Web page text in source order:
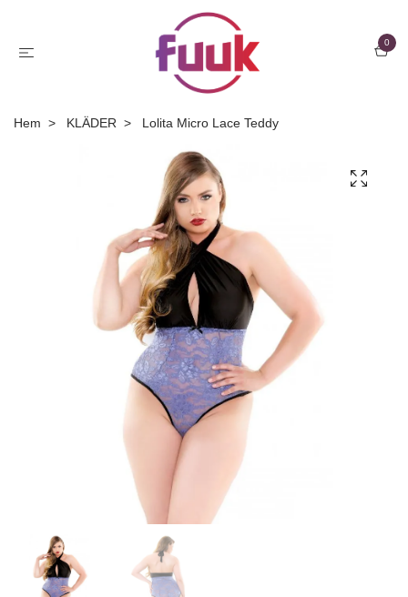
0
Hem KLÄDER Lolita Micro Lace Teddy